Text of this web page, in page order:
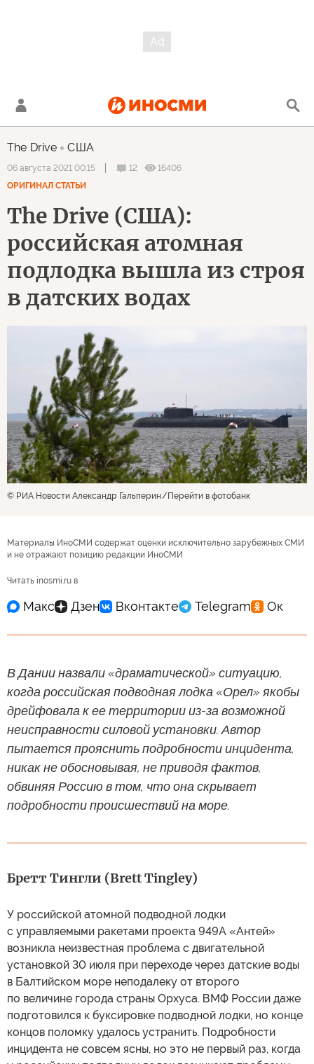
The Drive США
06 августа 2021 00:15 12
16406
ОРИГИНАЛ СТАТЬИ
The Drive (США):
российская атомная
подлодка вышла из строя
в датских водах
© РИА Новости Александр Гальперин Перейти в фотобанк
Материалы ИноСМИ содержат оценки исключительно зарубежных СМИ
и не отражают позицию редакции ИноСМИ
Читать inosmi.ru в
В Дании назвали «драматической» ситуацию,
когда российская подводная лодка «Орел» якобы
дрейфовала к ее территории из-за возможной
неисправности силовой установки. Автор
пытается прояснить подробности инцидента,
никак не обосновывая, не приводя фактов,
обвиняя Россию в том, что она скрывает
подробности происшествий на море.
Бретт Тингли (Brett Tingley)
У российской атомной подводной лодки
с управляемыми ракетами проекта 949А «Антей»
возникла неизвестная проблема с двигательной
установкой 30 июля при переходе через датские воды
в Балтийском море неподалеку от второго
по величине города страны Орхуса. ВМФ России даже
подготовился к буксировке подводной лодки, но конце
концов поломку удалось устранить. Подробности
инцидента не совсем ясны, но это не первый раз, когда